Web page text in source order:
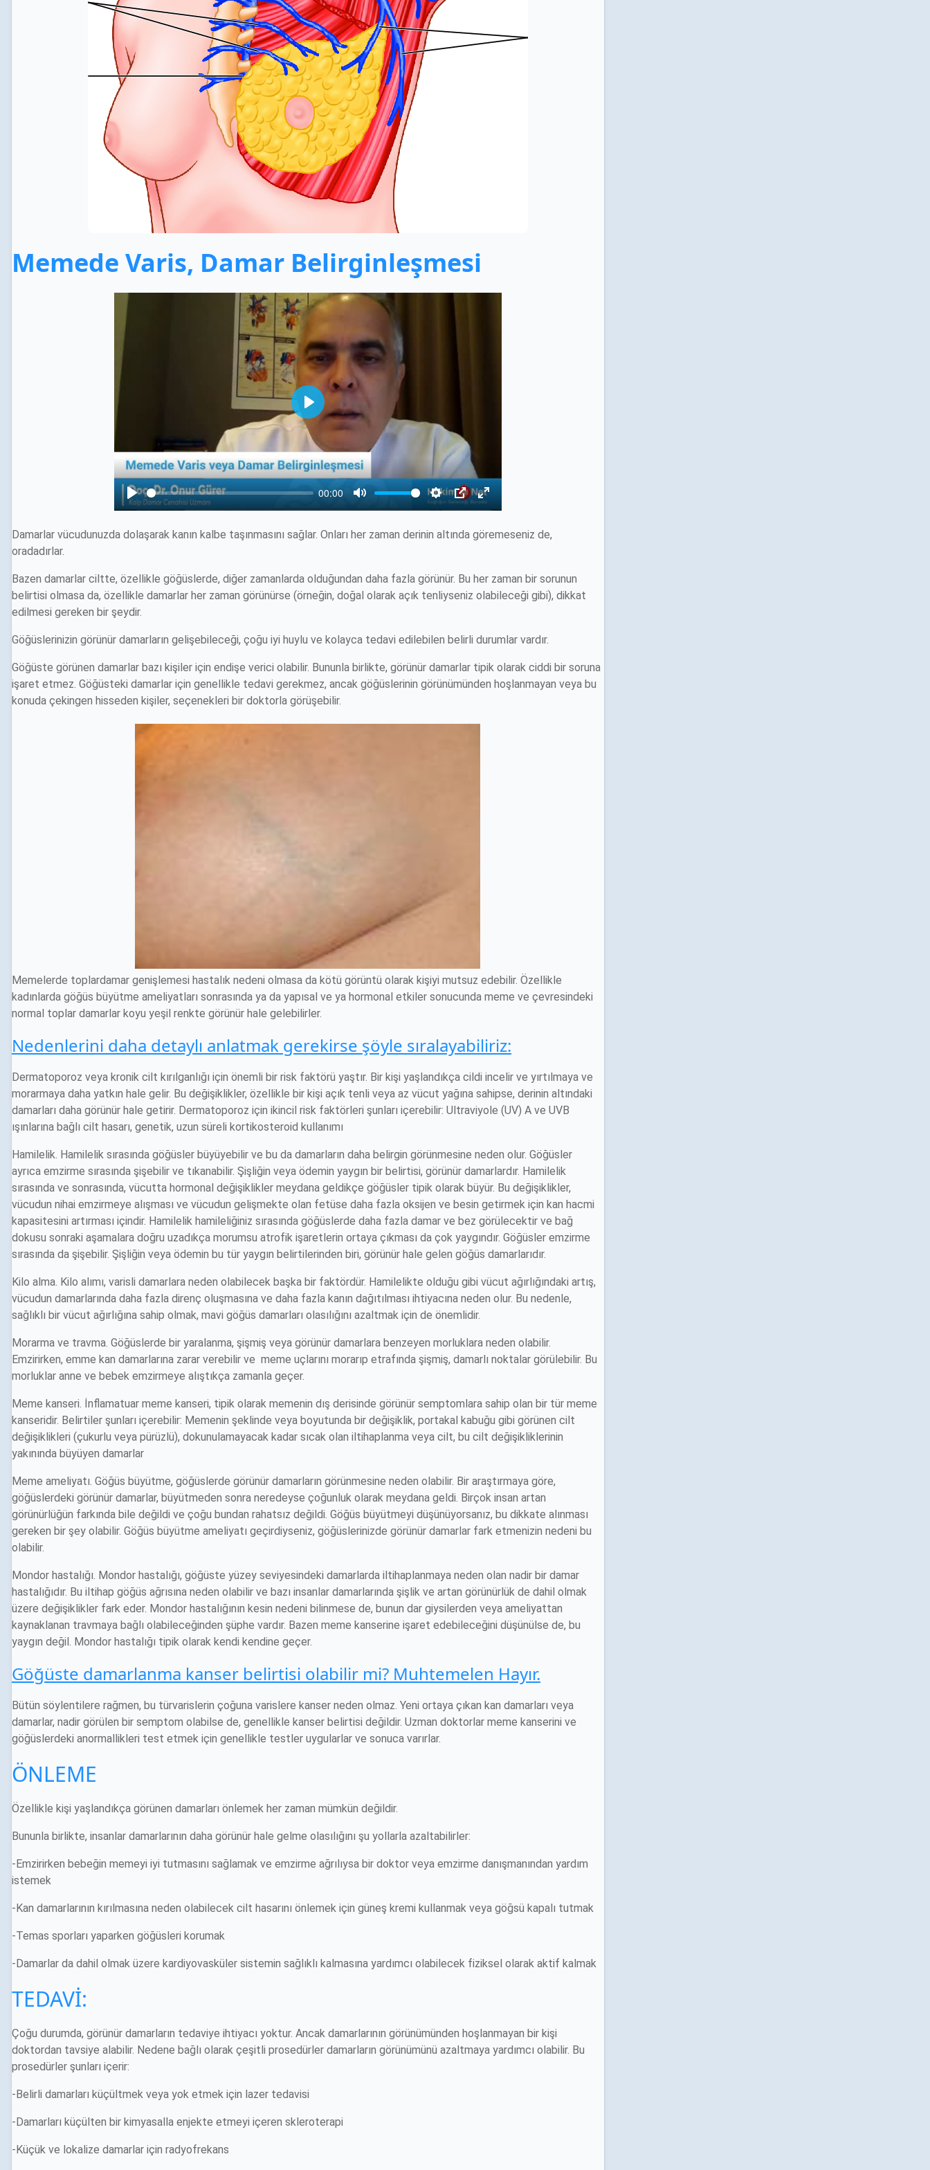
Memede Varis, Damar Belirginleşmesi
Damarlar vücudunuzda dolaşarak kanın kalbe taşınmasını sağlar. Onları her zaman derinin altında göremeseniz de,
oradadırlar.
Bazen damarlar ciltte, özellikle göğüslerde, diğer zamanlarda olduğundan daha fazla görünür. Bu her zaman bir sorunun
belirtisi olmasa da, özellikle damarlar her zaman görünürse (örneğin, doğal olarak açık tenliyseniz olabileceği gibi), dikkat
edilmesi gereken bir şeydir.
Göğüslerinizin görünür damarların gelişebileceği, çoğu iyi huylu ve kolayca tedavi edilebilen belirli durumlar vardır.
Göğüste görünen damarlar bazı kişiler için endişe verici olabilir. Bununla birlikte, görünür damarlar tipik olarak ciddi bir soruna
işaret etmez. Göğüsteki damarlar için genellikle tedavi gerekmez, ancak göğüslerinin görünümünden hoşlanmayan veya bu
konuda çekingen hisseden kişiler, seçenekleri bir doktorla görüşebilir.
Memelerde toplardamar genişlemesi hastalık nedeni olmasa da kötü görüntü olarak kişiyi mutsuz edebilir. Özellikle
kadınlarda göğüs büyütme ameliyatları sonrasında ya da yapısal ve ya hormonal etkiler sonucunda meme ve çevresindeki
normal toplar damarlar koyu yeşil renkte görünür hale gelebilirler.
Nedenlerini daha detaylı anlatmak gerekirse şöyle sıralayabiliriz:
Dermatoporoz veya kronik cilt kırılganlığı için önemli bir risk faktörü yaştır. Bir kişi yaşlandıkça cildi incelir ve yırtılmaya ve
morarmaya daha yatkın hale gelir. Bu değişiklikler, özellikle bir kişi açık tenli veya az vücut yağına sahipse, derinin altındaki
damarları daha görünür hale getirir. Dermatoporoz için ikincil risk faktörleri şunları içerebilir: Ultraviyole (UV) A ve UVB
ışınlarına bağlı cilt hasarı, genetik, uzun süreli kortikosteroid kullanımı
Hamilelik. Hamilelik sırasında göğüsler büyüyebilir ve bu da damarların daha belirgin görünmesine neden olur. Göğüsler
ayrıca emzirme sırasında şişebilir ve tıkanabilir. Şişliğin veya ödemin yaygın bir belirtisi, görünür damarlardır. Hamilelik
sırasında ve sonrasında, vücutta hormonal değişiklikler meydana geldikçe göğüsler tipik olarak büyür. Bu değişiklikler,
vücudun nihai emzirmeye alışması ve vücudun gelişmekte olan fetüse daha fazla oksijen ve besin getirmek için kan hacmi
kapasitesini artırması içindir. Hamilelik hamileliğiniz sırasında göğüslerde daha fazla damar ve bez görülecektir ve bağ
dokusu sonraki aşamalara doğru uzadıkça morumsu atrofik işaretlerin ortaya çıkması da çok yaygındır. Göğüsler emzirme
sırasında da şişebilir. Şişliğin veya ödemin bu tür yaygın belirtilerinden biri, görünür hale gelen göğüs damarlarıdır.
Kilo alma. Kilo alımı, varisli damarlara neden olabilecek başka bir faktördür. Hamilelikte olduğu gibi vücut ağırlığındaki artış,
vücudun damarlarında daha fazla direnç oluşmasına ve daha fazla kanın dağıtılması ihtiyacına neden olur. Bu nedenle,
sağlıklı bir vücut ağırlığına sahip olmak, mavi göğüs damarları olasılığını azaltmak için de önemlidir.
Morarma ve travma. Göğüslerde bir yaralanma, şişmiş veya görünür damarlara benzeyen morluklara neden olabilir.
Emzirirken, emme kan damarlarına zarar verebilir ve meme uçlarını morarıp etrafında şişmiş, damarlı noktalar görülebilir. Bu
morluklar anne ve bebek emzirmeye alıştıkça zamanla geçer.
Meme kanseri. İnflamatuar meme kanseri, tipik olarak memenin dış derisinde görünür semptomlara sahip olan bir tür meme
kanseridir. Belirtiler şunları içerebilir: Memenin şeklinde veya boyutunda bir değişiklik, portakal kabuğu gibi görünen cilt
değişiklikleri (çukurlu veya pürüzlü), dokunulamayacak kadar sıcak olan iltihaplanma veya cilt, bu cilt değişikliklerinin
yakınında büyüyen damarlar
Meme ameliyatı. Göğüs büyütme, göğüslerde görünür damarların görünmesine neden olabilir. Bir araştırmaya göre,
göğüslerdeki görünür damarlar, büyütmeden sonra neredeyse çoğunluk olarak meydana geldi. Birçok insan artan
görünürlüğün farkında bile değildi ve çoğu bundan rahatsız değildi. Göğüs büyütmeyi düşünüyorsanız, bu dikkate alınması
gereken bir şey olabilir. Göğüs büyütme ameliyatı geçirdiyseniz, göğüslerinizde görünür damarlar fark etmenizin nedeni bu
olabilir.
Mondor hastalığı. Mondor hastalığı, göğüste yüzey seviyesindeki damarlarda iltihaplanmaya neden olan nadir bir damar
hastalığıdır. Bu iltihap göğüs ağrısına neden olabilir ve bazı insanlar damarlarında şişlik ve artan görünürlük de dahil olmak
üzere değişiklikler fark eder. Mondor hastalığının kesin nedeni bilinmese de, bunun dar giysilerden veya ameliyattan
kaynaklanan travmaya bağlı olabileceğinden şüphe vardır. Bazen meme kanserine işaret edebileceğini düşünülse de, bu
yaygın değil. Mondor hastalığı tipik olarak kendi kendine geçer.
Göğüste damarlanma kanser belirtisi olabilir mi? Muhtemelen Hayır.
Bütün söylentilere rağmen, bu türvarislerin çoğuna varislere kanser neden olmaz. Yeni ortaya çıkan kan damarları veya
damarlar, nadir görülen bir semptom olabilse de, genellikle kanser belirtisi değildir. Uzman doktorlar meme kanserini ve
göğüslerdeki anormallikleri test etmek için genellikle testler uygularlar ve sonuca varırlar.
ÖNLEME
Özellikle kişi yaşlandıkça görünen damarları önlemek her zaman mümkün değildir.
Bununla birlikte, insanlar damarlarının daha görünür hale gelme olasılığını şu yollarla azaltabilirler:
-Emzirirken bebeğin memeyi iyi tutmasını sağlamak ve emzirme ağrılıysa bir doktor veya emzirme danışmanından yardım
istemek
-Kan damarlarının kırılmasına neden olabilecek cilt hasarını önlemek için güneş kremi kullanmak veya göğsü kapalı tutmak
-Temas sporları yaparken göğüsleri korumak
-Damarlar da dahil olmak üzere kardiyovasküler sistemin sağlıklı kalmasına yardımcı olabilecek fiziksel olarak aktif kalmak
TEDAVİ:
Çoğu durumda, görünür damarların tedaviye ihtiyacı yoktur. Ancak damarlarının görünümünden hoşlanmayan bir kişi
doktordan tavsiye alabilir. Nedene bağlı olarak çeşitli prosedürler damarların görünümünü azaltmaya yardımcı olabilir. Bu
prosedürler şunları içerir:
-Belirli damarları küçültmek veya yok etmek için lazer tedavisi
-Damarları küçülten bir kimyasalla enjekte etmeyi içeren skleroterapi
-Küçük ve lokalize damarlar için radyofrekans